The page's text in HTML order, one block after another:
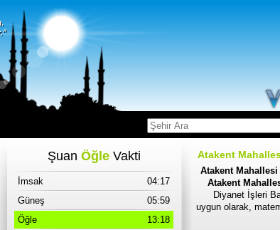
Şuan ÖğleVakti
İmsak
04:17
Güneş
05:59
Öğle
13:18
Atakent
Atakent
Atakent
Diyanet İşleri
uygun olarak,